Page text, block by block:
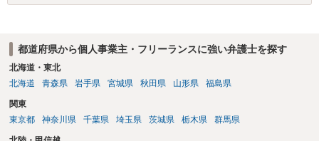
の他の条項との兼ね合いで不利にならないよう調整が必要 ・契約を残
「●年間、競業避止義務が存続する」という建付けになっている場合
は、契約終了後であっても注意が必要 ということになるかと存じま
す。 ご不安であれば、契約書類等一式を持参して弁護士の相談される
都道府県から個人事業主・フリーランスに強い弁護士を探す
北海道・東北
北海道
青森県 岩手県 宮城県 秋田県 山形県 福島県
関東
東京都
神奈川県 千葉県 埼玉県 茨城県 栃木県 群馬県